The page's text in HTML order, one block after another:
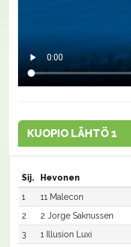
KUOPIO LÄHTÖ 1
Sij. Hevonen
1
11 Malecon
2
2 Jorge Saknussen
3
1 Illusion Luxi